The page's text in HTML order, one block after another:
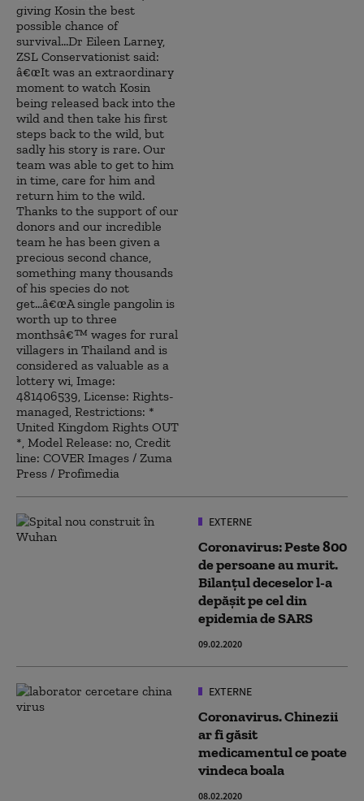
EXTERNE
Coronavirus: Peste 800
de persoane au murit.
Bilanțul deceselor l-a
depășit pe cel din
epidemia de SARS
09.02.2020
EXTERNE
Coronavirus. Chinezii
ar fi găsit
medicamentul ce poate
vindeca boala
08.02.2020